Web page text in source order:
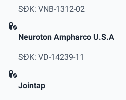
SĐK: VNB-1312-02
Neuroton Ampharco U.S.A
SĐK: VD-14239-11
Jointap